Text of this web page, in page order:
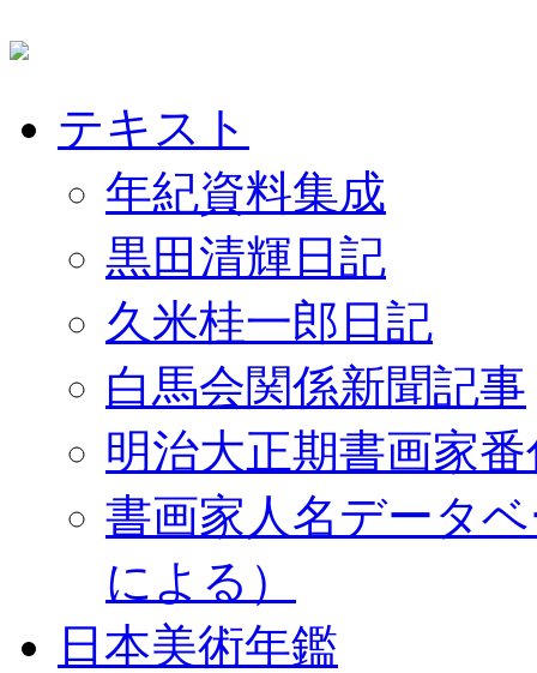
テキスト
年紀資料集成
黒田清輝日記
久米桂一郎日記
白馬会関係新聞記事
明治大正期書画家
書画家人名データ
による）
日本美術年鑑